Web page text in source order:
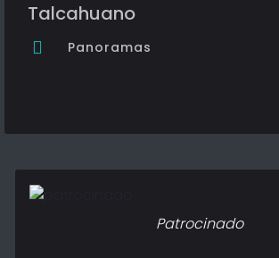
Talcahuano
Panoramas
Patrocinado